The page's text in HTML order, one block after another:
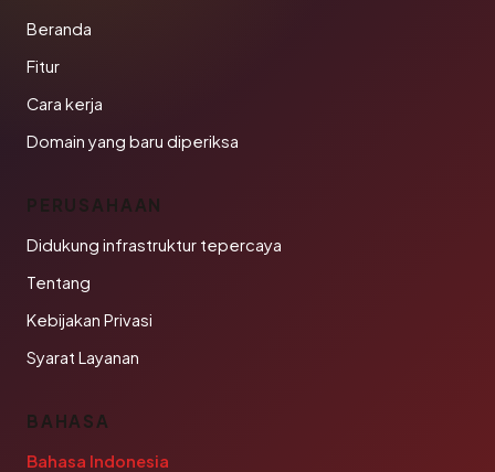
Beranda
Fitur
Cara kerja
Domain yang baru diperiksa
PERUSAHAAN
Didukung infrastruktur tepercaya
Tentang
Kebijakan Privasi
Syarat Layanan
BAHASA
Bahasa Indonesia